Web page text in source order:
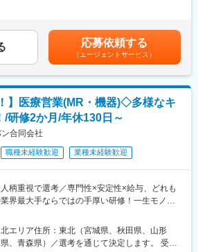
」の特徴：
げるだけでなく、チームや組織全体への影響、
成等チームに貢献する姿勢を重視しています。
業することができます。
おける「働きがいのある会社」に連続して認
この認定は、職場優位性を研究する世界最大
カルチャーの観点から認定されるものです。
認定を受けているのも経営と社員の関係性の
しのよさの表れです。
定める業務
みの「リライブシャツ」の製造販売をしてい
ージャーを募集いたします。
大フェーズにあり、新商品開発や販路拡大、海
するため、当社初の専任法務ポジションを新
委託・販売代理店・製造・ライセンス等）の
理
どの法令対応（広告表示のチェック体制構
どコーポレート法務業務
商標）の管理と出願支援、ブランド保護
開における法的リスクの調査・対応
月給(月額)は固定手当を含めた表記です。
応募依頼する
（エージェントサービス）
】医療営業(MR・機器)◇多様なキ
/研修2か月/年休130日～
合同会社
職種未経験歓迎 業種未経験歓迎
人柄重視で選考／専門性×安定性×給与、どれも
界最大手ならではの手厚い研修！一生モノの
エリア住所：東北（宮城県、秋田県、山形
、青森県）／選考を通じて決定します。 受動